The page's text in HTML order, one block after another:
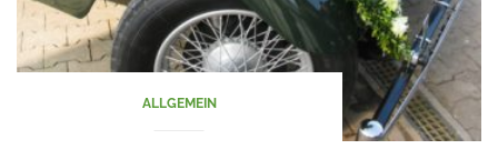
ALLGEMEIN